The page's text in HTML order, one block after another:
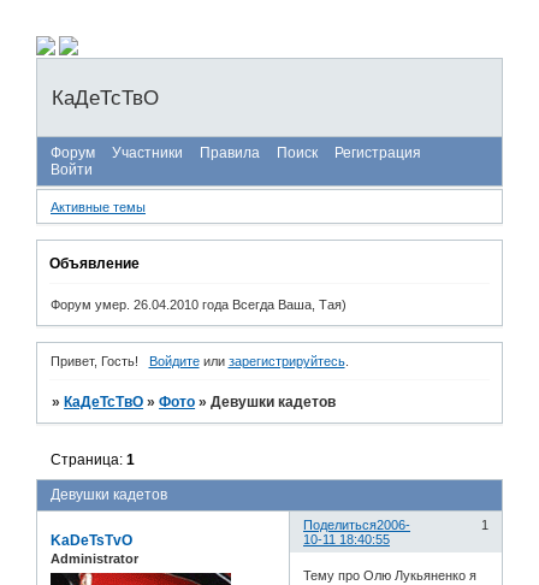
КаДеТсТвО
Форум Участники Правила Поиск
Регистрация
Войти
Активные темы
Объявление
Форум умер. 26.04.2010 года Всегда Ваша, Тая)
Привет, Гость! Войдитеили зарегистрируйтесь.
» КаДеТсТвО »Фото »Девушки кадетов
Девушки кадетов
Страница:1
Поделиться 1
2006-
10-11 18:40:55
KaDeTsTvO
Administrator
Тему про Олю Лукьяненко я